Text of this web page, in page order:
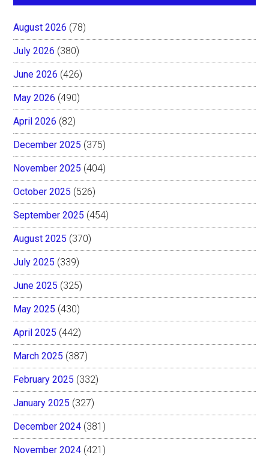
August 2026 (78)
July 2026 (380)
June 2026 (426)
May 2026 (490)
April 2026 (82)
December 2025 (375)
November 2025 (404)
October 2025 (526)
September 2025 (454)
August 2025 (370)
July 2025 (339)
June 2025 (325)
May 2025 (430)
April 2025 (442)
March 2025 (387)
February 2025 (332)
January 2025 (327)
December 2024 (381)
November 2024 (421)